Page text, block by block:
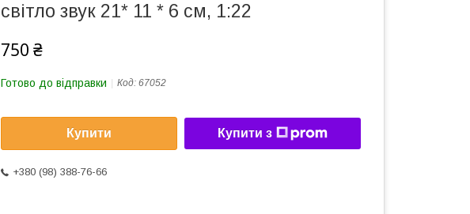
світло звук 21* 11 * 6 см, 1:22
750 ₴
Готово до відправки Код: 67052
Купити Купити з
+380 (98) 388-76-66